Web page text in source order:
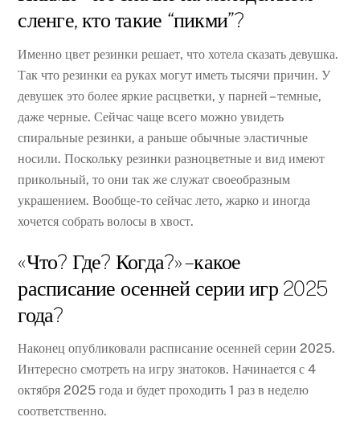
сленге, кто такие “пикми”?
Именно цвет резинки решает, что хотела сказать девушка.
Так что резинки еа руках могут иметь тысячи причин. У
девушек это более яркие расцветки, у парней – темные,
даже черные. Сейчас чаще всего можно увидеть
спиральные резинки, а раньше обычные эластичные
носили. Поскольку резинки разноцветные и вид имеют
прикольный, то они так же служат своеобразным
украшением. Вообще-то сейчас лето, жарко и иногда
хочется собрать волосы в хвост.
«Что? Где? Когда?» – какое
расписание осенней серии игр 2025
года?
Наконец опубликовали расписание осенней серии 2025.
Интересно смотреть на игру знатоков. Начинается с 4
октября 2025 года и будет проходить 1 раз в неделю
соответственно.